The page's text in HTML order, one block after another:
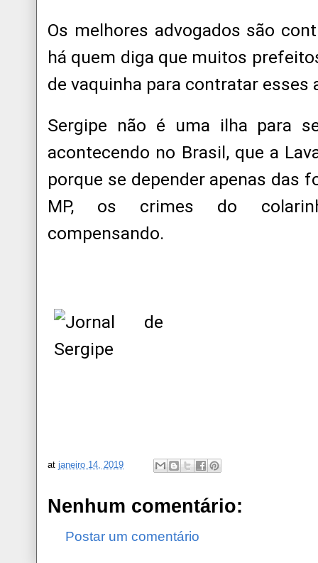
Os melhores advogados são
há quem diga que muitos
de vaquinha para contratar esses
Sergipe não é uma ilha para
acontecendo no Brasil, que a
porque se depender apenas das
MP, os crimes do
compensando.
at janeiro 14, 2019
Nenhum comentário:
Postar um comentário